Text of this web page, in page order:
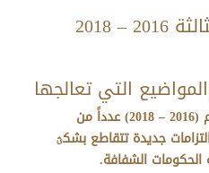
2018
التي تعالجها
تعالج الخطة الثالثة للأردن للأعوام (2016 – 2018) عدداً من
جديدة تتقاطع بشكؿ
الشفافة.